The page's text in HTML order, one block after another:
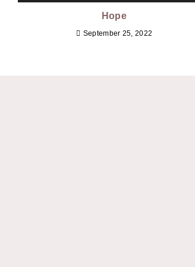
o
p
p
n
Hope
September 25, 2022